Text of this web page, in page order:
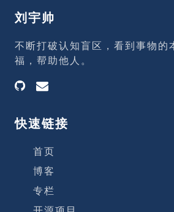
下。 因为&quot;没人提问题
种可能：一种是真的没问题了
大家已经看不见问题了。 我
浮在水面上的，是看得见的
队是真的变样了。 Zeus、
刘宇帅
不断打破认知盲区，看到事物的
福，帮助他人。
快速链接
首页
博客
专栏